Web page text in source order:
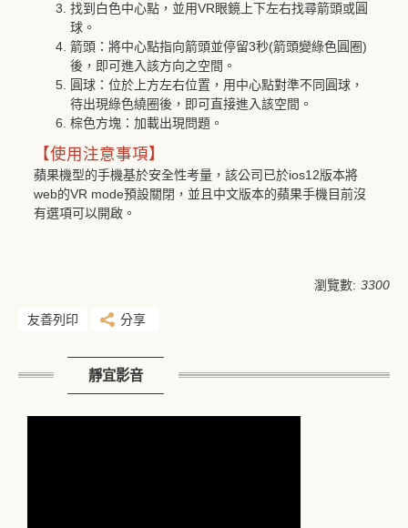
找到白色中心點，並用VR眼鏡上下左右找尋箭頭或圓
球。
箭頭：將中心點指向箭頭並停留3秒(箭頭變綠色圓圈)
後，即可進入該方向之空間。
圓球：位於上方左右位置，用中心點對準不同圓球，
待出現綠色繞圈後，即可直接進入該空間。
棕色方塊：加載出現問題。
【使用注意事項】
蘋果機型的手機基於安全性考量，該公司已於ios12版本將
web的VR mode預設關閉，並且中文版本的蘋果手機目前沒
有選項可以開啟。
瀏覽數: 3300
友善列印 分享
靜宜影音